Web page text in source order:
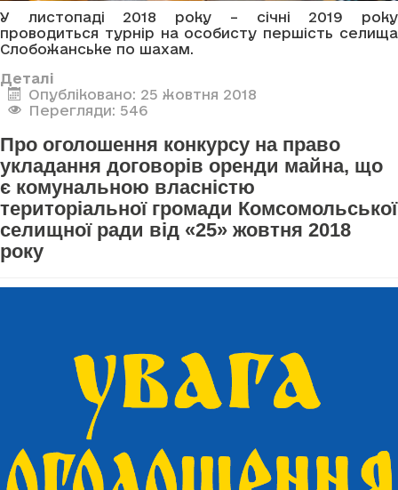
У листопаді 2018 року – січні 2019 року
проводиться турнір на особисту першість селища
Слобожанське по шахам.
Деталі
Опубліковано: 25 жовтня 2018
Перегляди: 546
Про оголошення конкурсу на право
укладання договорів оренди майна, що
є комунальною власністю
територіальної громади Комсомольської
селищної ради від «25» жовтня 2018
року